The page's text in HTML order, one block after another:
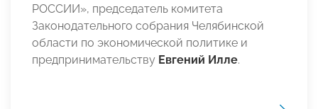
РОССИИ», председатель комитета
Законодательного собрания Челябинской
области по экономической политике и
предпринимательству Евгений Илле.